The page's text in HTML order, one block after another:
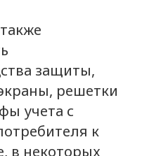
защиты,
решетки
учета с
к
в некоторых